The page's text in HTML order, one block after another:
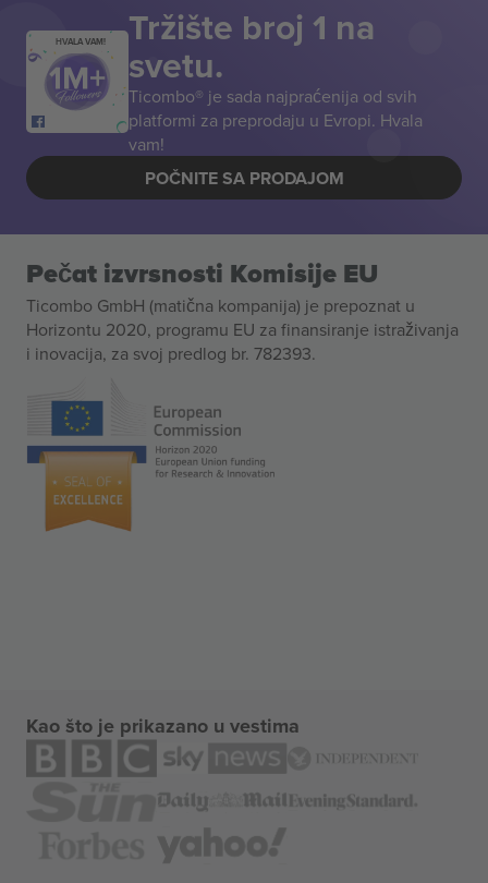
HVALA VAM! Tržište broj 1 na
svetu.
Ticombo® je sada najpraćenija od svih
platformi za preprodaju u Evropi. Hvala
vam!
POČNITE SA PRODAJOM
Pečat izvrsnosti Komisije EU
Ticombo GmbH (matična kompanija) je prepoznat u
Horizontu 2020, programu EU za finansiranje istraživanja
i inovacija, za svoj predlog br. 782393.
Kao što je prikazano u vestima